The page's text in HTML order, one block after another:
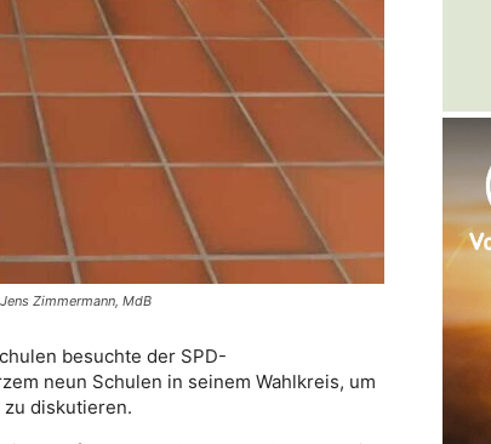
Zimmermann, MdB
besuchte der SPD-
neun Schulen in seinem Wahlkreis, um
diskutieren.